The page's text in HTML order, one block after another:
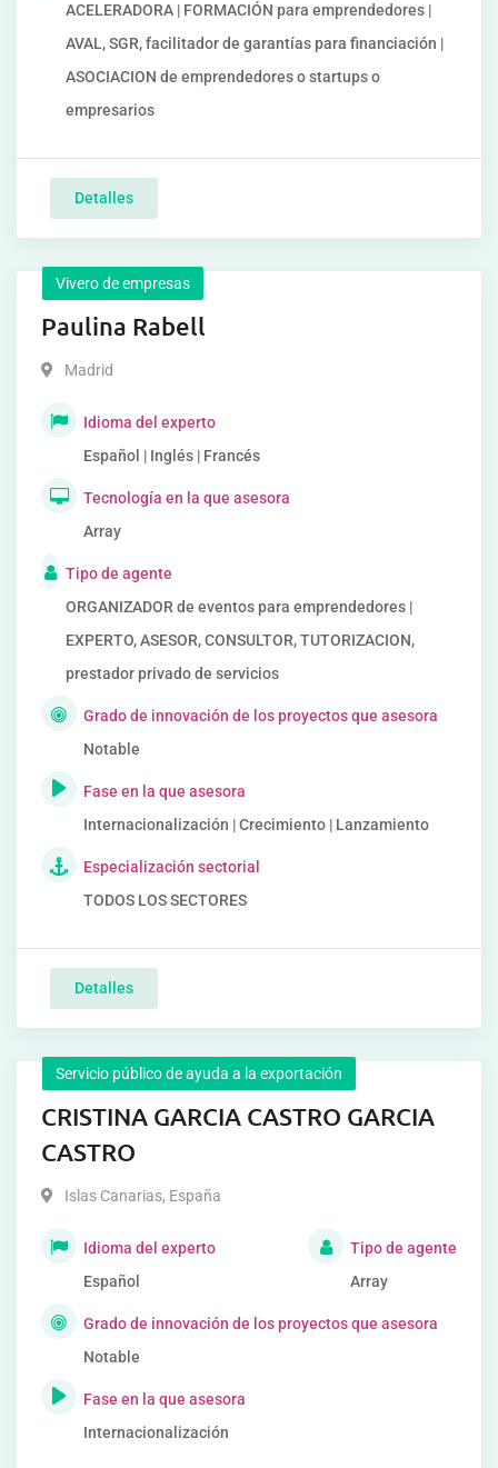
ACELERADORA | FORMACIÓN para emprendedores |
AVAL, SGR, facilitador de garantías para financiación |
ASOCIACION de emprendedores o startups o
empresarios
Detalles
Vivero de empresas
Paulina Rabell
Madrid
Idioma del experto
Español | Inglés | Francés
Tecnología en la que asesora
Array
Tipo de agente
ORGANIZADOR de eventos para emprendedores |
EXPERTO, ASESOR, CONSULTOR, TUTORIZACION,
prestador privado de servicios
Grado de innovación de los proyectos que asesora
Notable
Fase en la que asesora
Internacionalización | Crecimiento | Lanzamiento
Especialización sectorial
TODOS LOS SECTORES
Detalles
Servicio público de ayuda a la exportación
CRISTINA GARCIA CASTRO GARCIA
CASTRO
Islas Canarias, España
Idioma del experto
Español
Tipo de agente
Array
Grado de innovación de los proyectos que asesora
Notable
Fase en la que asesora
Internacionalización